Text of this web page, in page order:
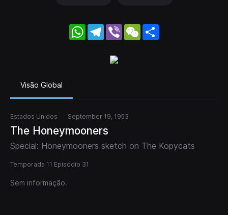
WhatsApp
Telegram
Viber WeChat
Visão Global
Estados Unidos September 19, 1953
The Honeymooners
Special: Honeymooners sketch on The Kopycats
Temporada 11 Episódio 31
Sem informação.